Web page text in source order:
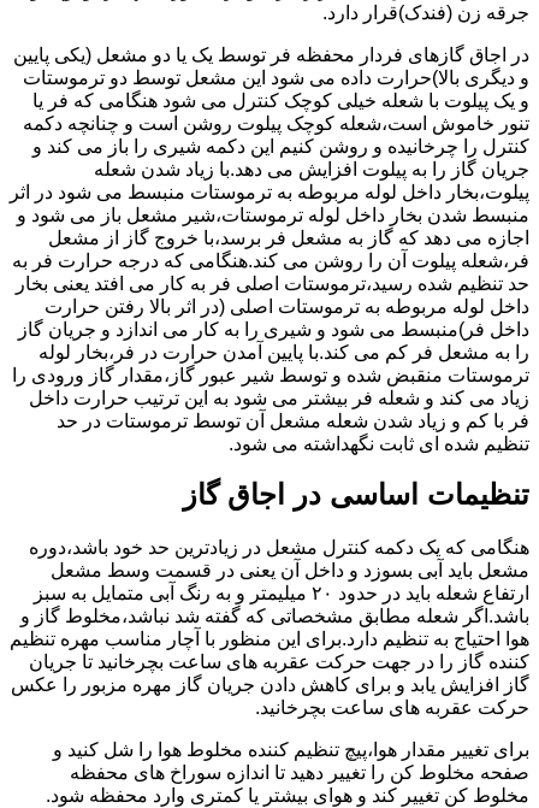
جرقه زن (فندک)قرار دارد.
در اجاق گازهای فردار محفظه فر توسط یک یا دو مشعل (یکی پایین
و دیگری بالا)حرارت داده می شود این مشعل توسط دو ترموستات
و یک پیلوت با شعله خیلی کوچک کنترل می شود هنگامی که فر یا
تنور خاموش است،شعله کوچک پیلوت روشن است و چنانچه دکمه
کنترل را چرخانیده و روشن کنیم این دکمه شیری را باز می کند و
جریان گاز را به پیلوت افزایش می دهد.با زیاد شدن شعله
پیلوت،بخار داخل لوله مربوطه به ترموستات منبسط می شود در اثر
منبسط شدن بخار داخل لوله ترموستات،شیر مشعل باز می شود و
اجازه می دهد که گاز به مشعل فر برسد،با خروج گاز از مشعل
فر،شعله پیلوت آن را روشن می کند.هنگامی که درجه حرارت فر به
حد تنظیم شده رسید،ترموستات اصلی فر به کار می افتد یعنی بخار
داخل لوله مربوطه به ترموستات اصلی (در اثر بالا رفتن حرارت
داخل فر)منبسط می شود و شیری را به کار می اندازد و جریان گاز
را به مشعل فر کم می کند.با پایین آمدن حرارت در فر،بخار لوله
ترموستات منقبض شده و توسط شیر عبور گاز،مقدار گاز ورودی را
زیاد می کند و شعله فر بیشتر می شود به این ترتیب حرارت داخل
فر با کم و زیاد شدن شعله مشعل آن توسط ترموستات در حد
تنظیم شده ای ثابت نگهداشته می شود.
تنظیمات اساسی در اجاق گاز
هنگامی که یک دکمه کنترل مشعل در زیادترین حد خود باشد،دوره
مشعل باید آبی بسوزد و داخل آن یعنی در قسمت وسط مشعل
ارتفاع شعله باید در حدود ۲۰ میلیمتر و به رنگ آبی متمایل به سبز
باشد.اگر شعله مطابق مشخصاتی که گفته شد نباشد،مخلوط گاز و
هوا احتیاج به تنظیم دارد.برای این منظور با آچار مناسب مهره تنظیم
کننده گاز را در جهت حرکت عقربه های ساعت بچرخانید تا جریان
گاز افزایش یابد و برای کاهش دادن جریان گاز مهره مزبور را عکس
حرکت عقربه های ساعت بچرخانید.
برای تغییر مقدار هوا،پیچ تنظیم کننده مخلوط هوا را شل کنید و
صفحه مخلوط کن را تغییر دهید تا اندازه سوراخ های محفظه
مخلوط کن تغییر کند و هوای بیشتر یا کمتری وارد محفظه شود.